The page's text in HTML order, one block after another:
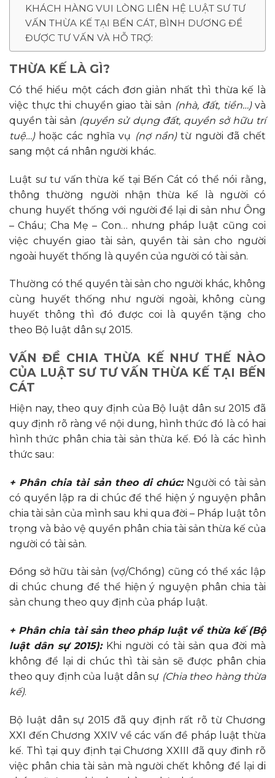
KHÁCH HÀNG VUI LÒNG LIÊN HỆ LUẬT SƯ TƯ
VẤN THỪA KẾ TẠI BẾN CÁT, BÌNH DƯƠNG ĐỂ
ĐƯỢC TƯ VẤN VÀ HỖ TRỢ:
THỪA KẾ LÀ GÌ?
Có thể hiểu một cách đơn giản nhất thì thừa kế là
việc thực thi chuyển giao tài sản (nhà, đất, tiền…)và
quyền tài sản (quyền sử dụng đất, quyền sở hữu trí
tuệ…)hoặc các nghĩa vụ (nợ nần)từ người đã chết
sang một cá nhân người khác.
Luật sư tư vấn thừa kế tại Bến Cát có thể nói rằng,
thông thường người nhận thừa kế là người có
chung huyết thống với người để lại di sản như Ông
– Cháu; Cha Mẹ – Con… nhưng pháp luật cũng coi
việc chuyển giao tài sản, quyền tài sản cho người
ngoài huyết thống là quyền của người có tài sản.
Thường có thể quyền tài sản cho người khác, không
cùng huyết thống như người ngoài, không cùng
huyết thông thì đó được coi là quyền tặng cho
theo Bộ luật dân sự 2015.
VẤN ĐỀ CHIA THỪA KẾ NHƯ THẾ NÀO
CỦA LUẬT SƯ TƯ VẤN THỪA KẾ TẠI BẾN
CÁT
Hiện nay, theo quy định của Bộ luật dân sư 2015 đã
quy định rõ ràng về nội dung, hình thức đó là có hai
hình thức phân chia tài sản thừa kế. Đó là các hình
thức sau:
+ Phân chia tài sản theo di chúc:Người có tài sản
có quyền lập ra di chúc để thể hiện ý nguyện phân
chia tài sản của mình sau khi qua đời – Pháp luật tôn
trọng và bảo vệ quyền phân chia tài sản thừa kế của
người có tài sản.
Đồng sở hữu tài sản (vợ/Chồng) cũng có thể xác lập
di chúc chung để thể hiện ý nguyện phân chia tài
sản chung theo quy định của pháp luật.
+ Phân chia tài sản theo pháp luật về thừa kế (Bộ
luật dân sự 2015): Khi người có tài sản qua đời mà
không để lại di chúc thì tài sản sẽ được phân chia
theo quy định của luật dân sự (Chia theo hàng thừa
kế).
Bộ luật dân sự 2015 đã quy định rất rõ từ Chương
XXI đến Chương XXIV về các vấn đề pháp luật thừa
kế. Thì tại quy định tại Chương XXIII đã quy đinh rõ
việc phân chia tài sản mà người chết không để lại di